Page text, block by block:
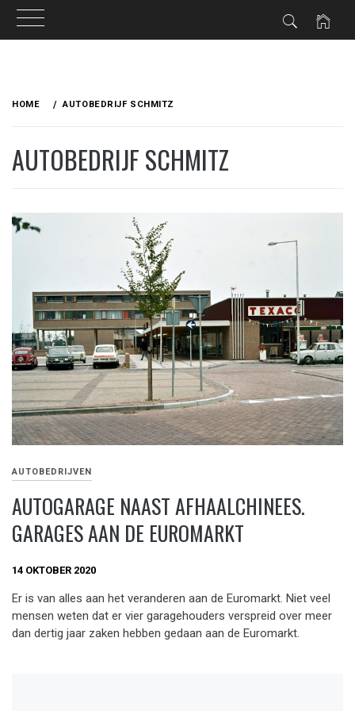
HOME AUTOBEDRIJF SCHMITZ
AUTOBEDRIJF SCHMITZ
AUTOBEDRIJVEN
AUTOGARAGE NAAST AFHAALCHINEES.
GARAGES AAN DE EUROMARKT
14 OKTOBER 2020
Er is van alles aan het veranderen aan de Euromarkt. Niet veel
mensen weten dat er vier garagehouders verspreid over meer
dan dertig jaar zaken hebben gedaan aan de Euromarkt.